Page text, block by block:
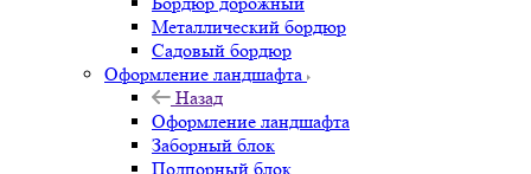
Металлический бордюр
Садовый бордюр
Оформление ландшафта
Назад
Оформление ландшафта
Заборный блок
Подпорный блок